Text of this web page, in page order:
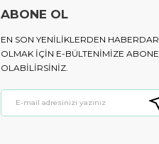
ABONE OL
EN SON YENILIKLERDEN HABERDAR
OLMAK IÇIN E-BÜLTENIMIZE ABONE
OLABILIRSINIZ.